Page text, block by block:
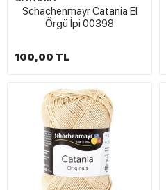
Schachenmayr Catania El
Örgü İpi 00398
100,00 TL